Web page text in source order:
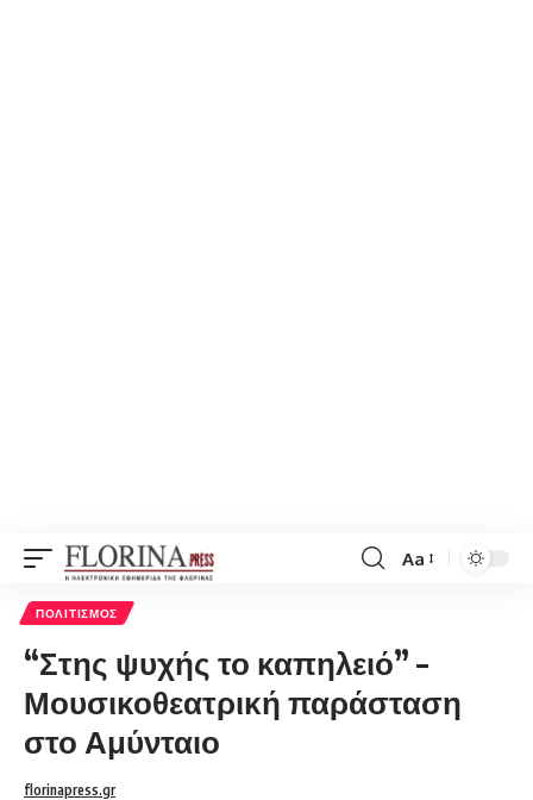
Font
Aa
ΠΟΛΙΤΙΣΜΌΣ
“Στης ψυχής το καπηλειό” –
Μουσικοθεατρική παράσταση
στο Αμύνταιο
florinapress.gr